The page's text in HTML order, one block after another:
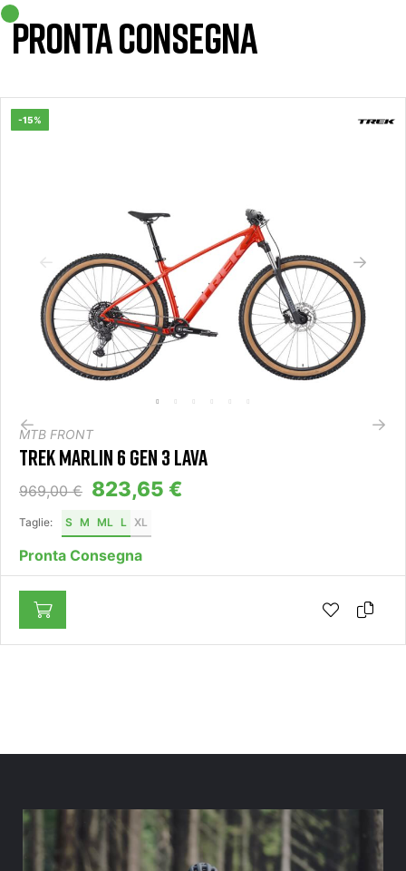
PRONTA CONSEGNA​
MTB FRONT
CUBE ANALOG FLASHGREY'N'RED
949,00 € 854,10 €
Taglie: 16"/27.5/S
Pronta Consegna